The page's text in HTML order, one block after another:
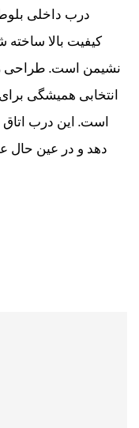
درب داخلی بلوط
کیفیت بالا
نشیمن است. طراحی
انتخابی همیشگی
است. این درب
دهد و در عین حال